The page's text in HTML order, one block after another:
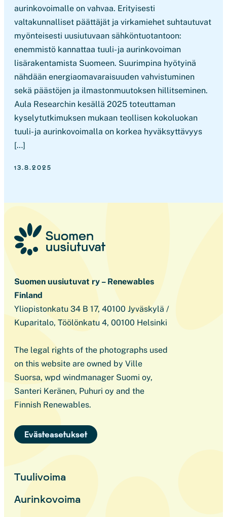
aurinkovoimalle on vahvaa. Erityisesti
valtakunnalliset päättäjät ja virkamiehet suhtautuvat
myönteisesti uusiutuvaan sähköntuotantoon:
enemmistö kannattaa tuuli- ja aurinkovoiman
lisärakentamista Suomeen. Suurimpina hyötyinä
nähdään energiaomavaraisuuden vahvistuminen
sekä päästöjen ja ilmastonmuutoksen hillitseminen.
Aula Researchin kesällä 2025 toteuttaman
kyselytutkimuksen mukaan teollisen kokoluokan
tuuli- ja aurinkovoimalla on korkea hyväksyttävyys
[…]
13.8.2025
Suomen uusiutuvat ry – Renewables
Finland
Yliopistonkatu 34 B 17, 40100 Jyväskylä /
Kuparitalo, Töölönkatu 4, 00100 Helsinki
The legal rights of the photographs used
on this website are owned by Ville
Suorsa, wpd windmanager Suomi oy,
Santeri Keränen, Puhuri oy and the
Finnish Renewables.
Evästeasetukset
Tuulivoima
Aurinkovoima